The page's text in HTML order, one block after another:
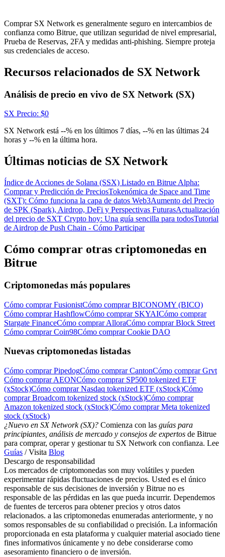
Comprar SX Network es generalmente seguro en intercambios de
confianza como Bitrue, que utilizan seguridad de nivel empresarial,
Prueba de Reservas, 2FA y medidas anti-phishing. Siempre proteja
sus credenciales de acceso.
Recursos relacionados de SX Network
Análisis de precio en vivo de SX Network (SX)
SX Precio: $0
SX Network está --% en los últimos 7 días, --% en las últimas 24
horas y --% en la última hora.
Últimas noticias de SX Network
Índice de Acciones de Solana (SSX) Listado en Bitrue Alpha:
Comprar y Predicción de PreciosTokenómica de Space and Time
(SXT): Cómo funciona la capa de datos Web3Aumento del Precio
de SPK (Spark), Airdrop, DeFi y Perspectivas FuturasActualización
del precio de SXT Crypto hoy: Una guía sencilla para todosTutorial
de Airdrop de Push Chain - Cómo Participar
Cómo comprar otras criptomonedas en
Bitrue
Criptomonedas más populares
Cómo comprar FusionistCómo comprar BICONOMY (BICO)
Cómo comprar HashflowCómo comprar SKYAICómo comprar
Stargate FinanceCómo comprar AlloraCómo comprar Block Street
Cómo comprar Coin98Cómo comprar Cookie DAO
Nuevas criptomonedas listadas
Cómo comprar PipedogCómo comprar CantonCómo comprar Grvt
Cómo comprar AEONCómo comprar SP500 tokenized ETF
(xStock)Cómo comprar Nasdaq tokenized ETF (xStock)Cómo
comprar Broadcom tokenized stock (xStock)Cómo comprar
Amazon tokenized stock (xStock)Cómo comprar Meta tokenized
stock (xStock)
¿Nuevo en SX Network (SX)? Comienza con las guías para
principiantes, análisis de mercado y consejos de expertos de Bitrue
para comprar, operar y gestionar tu SX Network con confianza. Lee
Guías / Visita Blog
Descargo de responsabilidad
Los mercados de criptomonedas son muy volátiles y pueden
experimentar rápidas fluctuaciones de precios. Usted es el único
responsable de sus decisiones de inversión y Bitrue no es
responsable de las pérdidas en las que pueda incurrir. Dependemos
de fuentes de terceros para obtener precios y otros datos
relacionados. a las criptomonedas enumeradas anteriormente, y no
somos responsables de su confiabilidad o precisión. La información
proporcionada en esta plataforma y cualquier material asociado tiene
fines informativos únicamente y no debe considerarse como
asesoramiento financiero o de inversión.